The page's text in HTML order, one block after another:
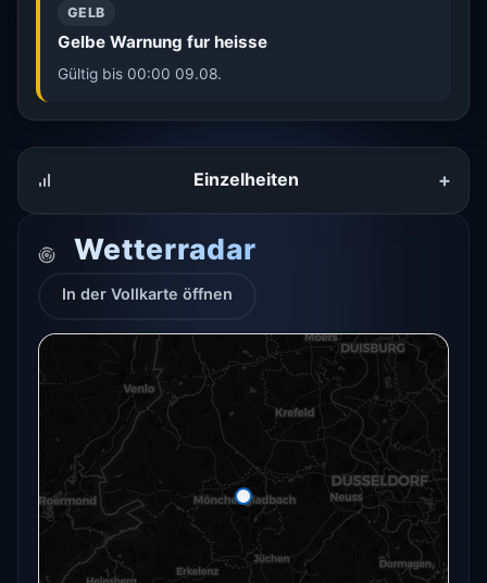
GELB
Gelbe Warnung fur heisse
Gültig bis 00:00 09.08.
Einzelheiten +
Wetterradar
In der Vollkarte öffnen
Das Radar für diesen Ort konnte gerade nicht
geladen werden.
In der Vollkarte öffnen
Erneut versuchen
In der Vollkarte öffnen →